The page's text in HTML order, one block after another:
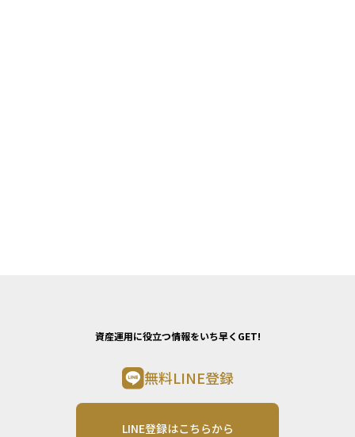
資産運用に役立つ情報をいち早くGET!
無料LINE登録
LINE登録はこちらから